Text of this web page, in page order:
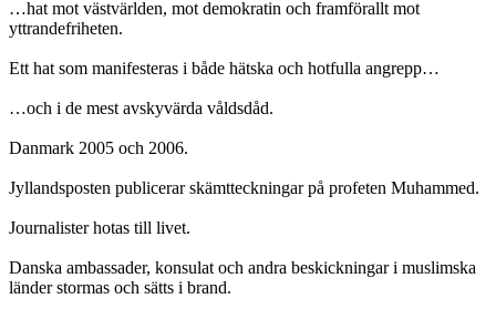
…hat mot västvärlden, mot demokratin och framförallt mot
yttrandefriheten.
Ett hat som manifesteras i både hätska och hotfulla angrepp…
…och i de mest avskyvärda våldsdåd.
Danmark 2005 och 2006.
Jyllandsposten publicerar skämtteckningar på profeten Muhammed.
Journalister hotas till livet.
Danska ambassader, konsulat och andra beskickningar i muslimska
länder stormas och sätts i brand.